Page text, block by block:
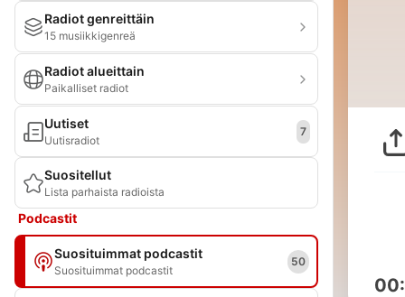
Radiot genreittäin
15 musiikkigenreä
Radiot alueittain
Paikalliset radiot
Uutiset
Uutisradiot
7
Suositellut
Lista parhaista radioista
Podcastit
Suosituimmat podcastit
Suosituimmat podcastit
50